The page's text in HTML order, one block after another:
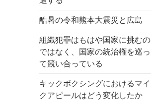
酷暑の令和熊本大震災と広島
組織犯罪はもはや国家に挑むの
ではなく、国家の統治権を巡っ
て競い合っている
キックボクシングにおけるマイ
クアピールはどう変化したか